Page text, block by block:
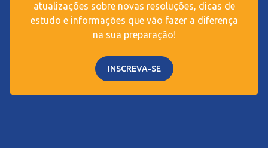
atualizações sobre novas resoluções, dicas de
estudo e informações que vão fazer a diferença
na sua preparação!
INSCREVA-SE